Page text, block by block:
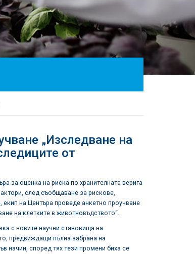
„Изследване на
от
за оценка на риска по хранителната верига
след съобщаване за рискове,
екип на Центъра проведе анкетно проучване
на клетките в животновъдството“.
с новите научни становища на
предвиждащи пълна забрана на
начин, според тях тези промени биха се